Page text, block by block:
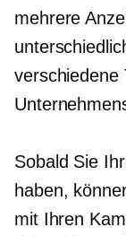
mehrere
verschiedene
Sobald Sie
haben,
mit Ihren